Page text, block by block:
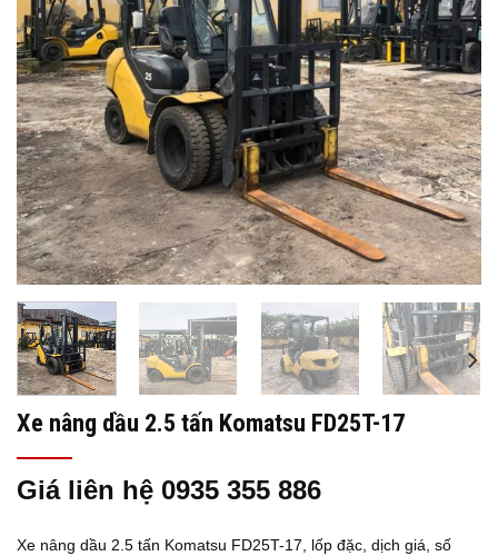
Xe nâng dầu 2.5 tấn Komatsu FD25T-17
Giá liên hệ 0935 355 886
Xe nâng dầu 2.5 tấn Komatsu FD25T-17, lốp đặc, dịch giá, số